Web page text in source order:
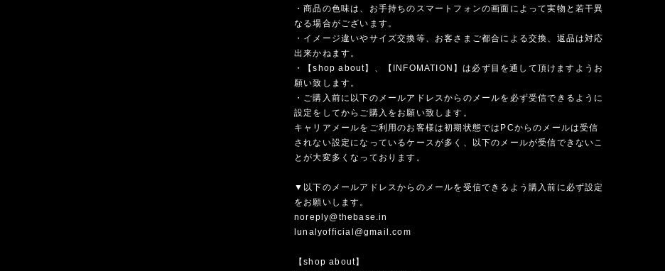
・商品の色味は、お手持ちのスマートフォンの画面によって実物と若干異
なる場合がございます。
・イメージ違いやサイズ交換等、お客さまご都合による交換、返品は対応
出来かねます。
・【shop about】、【INFOMATION】は必ず目を通して頂けますようお
願い致します。
・ご購入前に以下のメールアドレスからのメールを必ず受信できるように
設定をしてからご購入をお願い致します。
キャリアメールをご利用のお客様は初期状態ではPCからのメールは受信
されない設定になっているケースが多く、以下のメールが受信できないこ
とが大変多くなっております。
▼以下のメールアドレスからのメールを受信できるよう購入前に必ず設定
をお願いします。
noreply@thebase.in
lunalyofficial@gmail.com
【shop about】